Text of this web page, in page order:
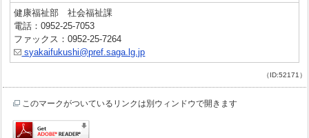
健康福祉部 社会福祉課
電話：0952-25-7053
ファックス：0952-25-7264
syakaifukushi@pref.saga.lg.jp
（ID:52171）
このマークがついているリンクは別ウィンドウで開きます